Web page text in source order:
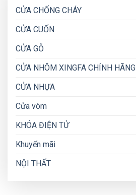
CỬA CHỐNG CHÁY
CỬA CUỐN
CỬA GỖ
CỬA NHÔM XINGFA CHÍNH HÃNG
CỬA NHỰA
Cửa vòm
KHÓA ĐIỆN TỬ
Khuyến mãi
NỘI THẤT